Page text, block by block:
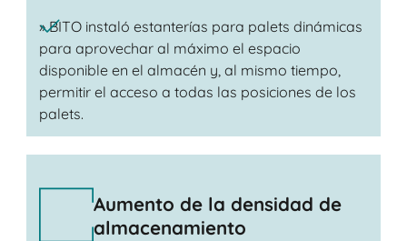
» BITO instaló estanterías para palets dinámicas
para aprovechar al máximo el espacio
disponible en el almacén y, al mismo tiempo,
permitir el acceso a todas las posiciones de los
palets.
Aumento de la densidad de
almacenamiento